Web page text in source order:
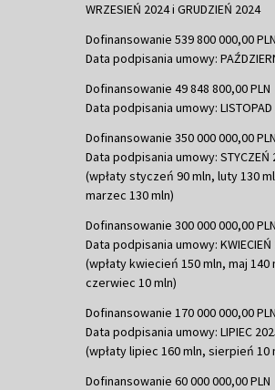
WRZESIEŃ 2024 i GRUDZIEŃ 2024
Dofinansowanie 539 800 000,00 PLN
Data podpisania umowy:
Dofinansowanie 49 848 800,00 PLN
Data podpisania umowy: LISTOPAD
Dofinansowanie 350 000 000,00 PLN
Data podpisania umowy: STYCZEŃ
(wpłaty styczeń 90 mln, luty 130
marzec 130 mln)
Dofinansowanie 300 000 000,00 PLN
Data podpisania umowy: KWIECIEŃ
(wpłaty kwiecień 150 mln, maj 140
czerwiec 10 mln)
Dofinansowanie 170 000 000,00 PLN
Data podpisania umowy: LIPIEC
(wpłaty lipiec 160 mln, sierpień 10
Dofinansowanie 60 000 000,00 PLN